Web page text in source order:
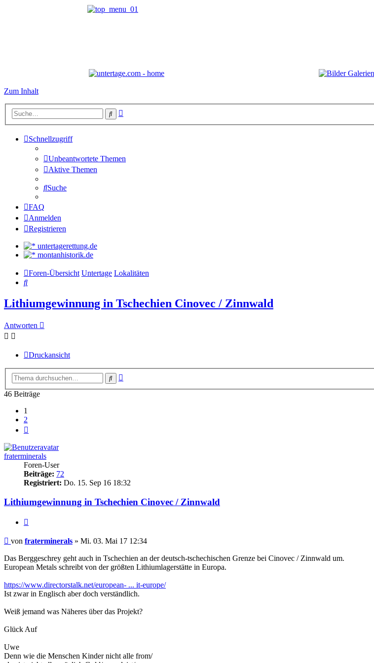
Zum Inhalt
Suche
Schnellzugriff
Unbeantwortete Themen
Aktive Themen
Suche
FAQ
Anmelden
Registrieren
untertagerettung.de
montanhistorik.de
Foren-Übersicht Untertage Lokalitäten
Suche
Lithiumgewinnung in Tschechien Cinovec / Zinnwald
Antworten
Druckansicht
Suche
46 Beiträge
1
2
fraterminerals
Foren-User
Beiträge: 72
Registriert: Do. 15. Sep 16 18:32
Lithiumgewinnung in Tschechien Cinovec / Zinnwald
Beitrag
von fraterminerals » Mi. 03. Mai 17 12:34
Das Berggeschrey geht auch in Tschechien an der deutsch-tschechischen Grenze bei Cinovec / Zinnwald um.
European Metals schreibt von der größten Lithiumlagerstätte in Europa.
https://www.directorstalk.net/european- ... it-europe/
Ist zwar in Englisch aber doch verständlich.
Weiß jemand was Näheres über das Projekt?
Glück Auf
Uwe
Denn wie die Menschen Kinder nicht alle from/